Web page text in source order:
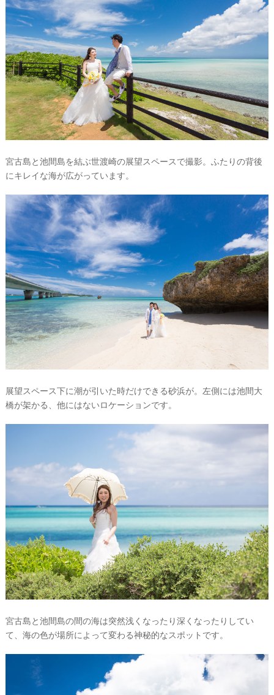
宮古島と池間島を結ぶ世渡崎の展望スペースで撮影。ふたりの背後
にキレイな海が広がっています。
展望スペース下に潮が引いた時だけできる砂浜が。左側には池間大
橋が架かる、他にはないロケーションです。
宮古島と池間島の間の海は突然浅くなったり深くなったりしてい
て、海の色が場所によって変わる神秘的なスポットです。